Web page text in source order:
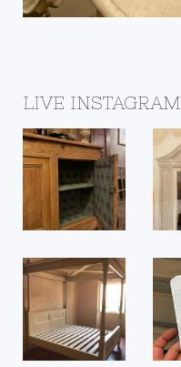
LIVE INSTAGRAM